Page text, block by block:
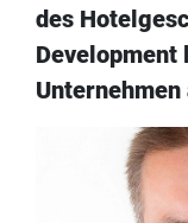
des
Development
Unternehmen